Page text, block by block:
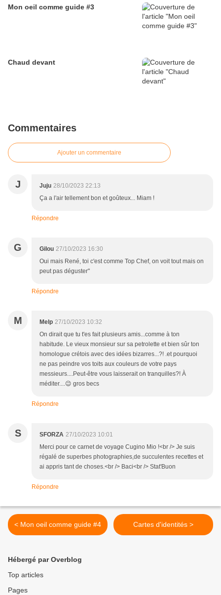
Mon oeil comme guide #3
Chaud devant
Commentaires
Ajouter un commentaire
J Juju 28/10/2023 22:13
Ça a l'air tellement bon et goûteux... Miam !
Répondre
G Gilou 27/10/2023 16:30
Oui mais René, toi c'est comme Top Chef, on voit tout mais on
peut pas déguster"
Répondre
M Melp 27/10/2023 10:32
On dirait que tu t'es fait plusieurs amis...comme à ton
habitude. Le vieux monsieur sur sa petrolette et bien sûr ton
homologue crétois avec des idées bizarres...?! .et pourquoi
ne pas peindre vos toits aux couleurs de votre pays
messieurs....Peut-être vous laisserait on tranquilles?! À
méditer....😉 gros becs
Répondre
S SFORZA 27/10/2023 10:01
Merci pour ce carnet de voyage Cugino Mio !<br /> Je suis
régalé de superbes photographies,de succulentes recettes et
ai appris tant de choses.<br /> Baci<br /> Stat'Buon
Répondre
< Mon oeil comme guide #4 Cartes d'identités >
Hébergé par Overblog
Top articles
Pages